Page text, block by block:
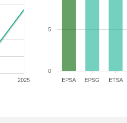
2025 EPSA EPSG ETSA
0
5